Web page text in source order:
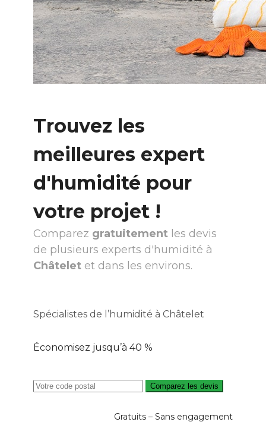
Trouvez les
meilleures expert
d'humidité pour
votre projet !
Comparez gratuitement les devis
de plusieurs experts d'humidité à
Châtelet et dans les environs.
Spécialistes de l’humidité à Châtelet
Économisez jusqu’à 40 %
Comparez les devis
Gratuits – Sans engagement